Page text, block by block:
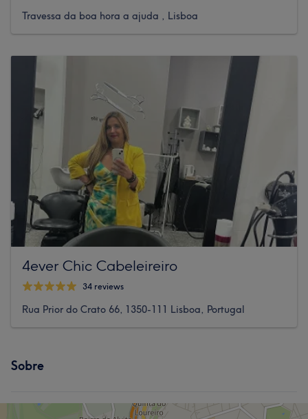
Travessa da boa hora a ajuda , Lisboa
4ever Chic Cabeleireiro
34 reviews
Rua Prior do Crato 66, 1350-111 Lisboa, Portugal
Sobre